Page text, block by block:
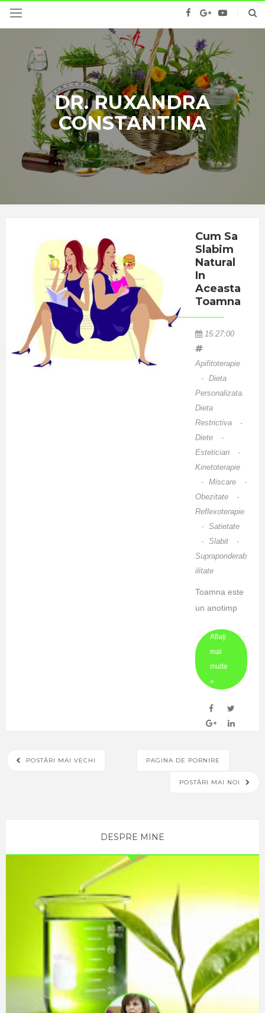
DR. RUXANDRA
CONSTANTINA
Cum Sa
Slabim
Natural
In
Aceasta
Toamna
15:27:00
Apifitoterapie
- Dieta
Personalizata.
Dieta
Restrictiva
-
Diete
-
Estetician
-
Kinetoterapie
- Miscare
-
Obezitate
-
Reflexoterapie
- Satietate
- Slabit
-
Supraponderab
Ilitate
Toamna este
un anotimp
darnic in
fructe,
legume si
verdeturi
proaspete,
sursa
minerale,
pentru
interne si
externe a
organismului.
In acelasi
timp toamna
Aflați
mai
multe
»
POSTĂRI MAI VECHI PAGINA DE PORNIRE
POSTĂRI MAI NOI
DESPRE MINE